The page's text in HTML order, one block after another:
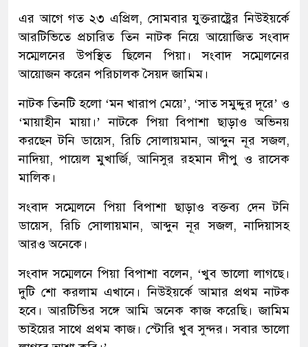
এর আগে গত ২৩ এপ্রিল, সোমবার যুক্তরাষ্ট্রের নিউইয়র্কে
আরটিভিতে প্রচারিত তিন নাটক নিয়ে আয়োজিত সংবাদ
সম্মেলনের উপস্থিত ছিলেন পিয়া। সংবাদ সম্মেলনের
আয়োজন করেন পরিচালক সৈয়দ জামিম।
নাটক তিনটি হলো ‘মন খারাপ মেয়ে’, ‘সাত সমুদ্দুর দূরে’ ও
‘মায়াহীন মায়া।’ নাটকে পিয়া বিপাশা ছাড়াও অভিনয়
করছেন টনি ডায়েস, রিচি সোলায়মান, আব্দুন নূর সজল,
নাদিয়া, পায়েল মুখার্জি, আনিসুর রহমান দীপু ও রাসেক
মালিক।
সংবাদ সম্মেলনে পিয়া বিপাশা ছাড়াও বক্তব্য দেন টনি
ডায়েস, রিচি সোলায়মান, আব্দুন নূর সজল, নাদিয়াসহ
আরও অনেকে।
সংবাদ সম্মেলনে পিয়া বিপাশা বলেন, ‘খুব ভালো লাগছে।
দুটি শো করলাম এখানে। নিউইয়র্কে আমার প্রথম নাটক
হবে। আরটিভির সঙ্গে আমি অনেক কাজ করেছি। জামিম
ভাইয়ের সাথে প্রথম কাজ। স্টোরি খুব সুন্দর। সবার ভালো